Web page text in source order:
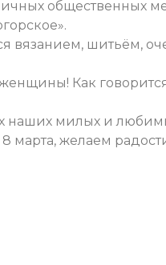
общественных
вязанием, шитьём,
Как
наших милых и
желаем